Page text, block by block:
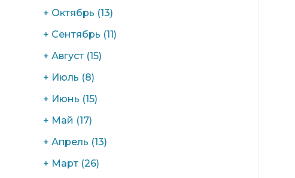
+ Октябрь (13)
+ Сентябрь (11)
+ Август (15)
+ Июль (8)
+ Июнь (15)
+ Май (17)
+ Апрель (13)
+ Март (26)